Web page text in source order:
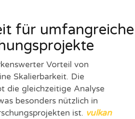
für umfangreiche
Vorteil von
Skalierbarkeit. Die
die gleichzeitige Analyse
besonders nützlich in
ist. vulkan